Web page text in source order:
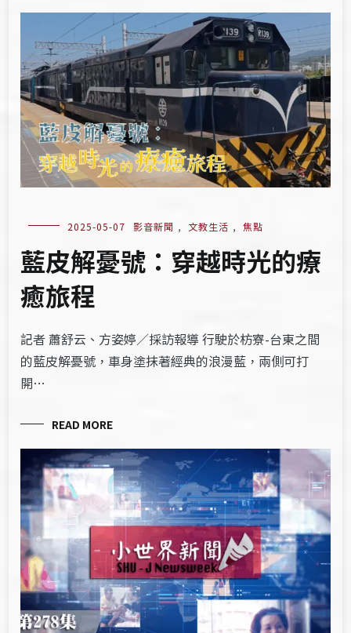
2025-05-07 影音新聞 , 文教生活 , 焦點
藍皮解憂號：穿越時光的療
癒旅程
記者 蕭舒云、方姿婷／採訪報導 行駛於枋寮-台東之間
的藍皮解憂號，車身塗抹著經典的浪漫藍，兩側可打
開…
READ MORE